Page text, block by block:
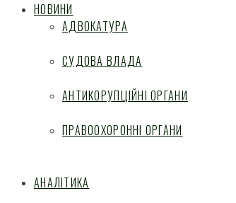
НОВИНИ
АДВОКАТУРА
СУДОВА ВЛАДА
АНТИКОРУПЦІЙНІ ОРГАНИ
ПРАВООХОРОННІ ОРГАНИ
АНАЛІТИКА